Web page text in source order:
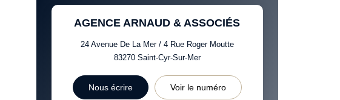
AGENCE ARNAUD & ASSOCIÉS
24 Avenue De La Mer / 4 Rue Roger Moutte
83270 Saint-Cyr-Sur-Mer
Nous écrire Voir le numéro